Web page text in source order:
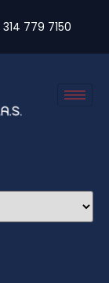
314 779 7150